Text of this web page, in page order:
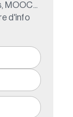
MOOC...
d'info